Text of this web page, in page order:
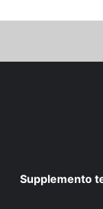
Supplemento